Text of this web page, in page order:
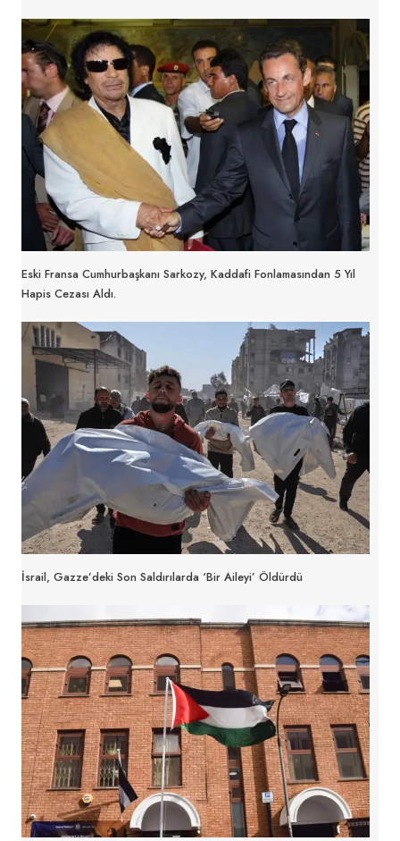
Eski Fransa Cumhurbaşkanı Sarkozy, Kaddafi Fonlamasından 5 Yıl
Hapis Cezası Aldı.
İsrail, Gazze’deki Son Saldırılarda ‘bir Aileyi’ Öldürdü